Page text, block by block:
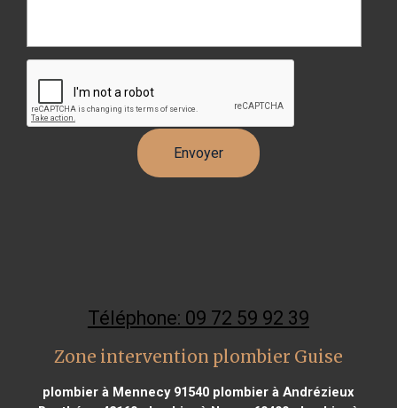
Téléphone: 09 72 59 92 39
Zone intervention plombier Guise
plombier à Mennecy 91540 plombier à Andrézieux